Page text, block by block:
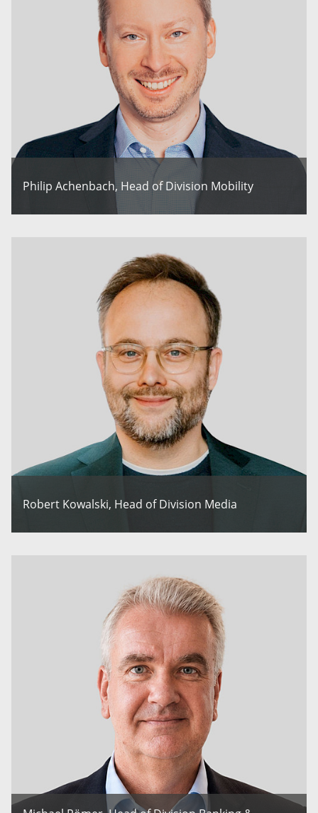
Philip Achenbach, Head of Division Mobility
Robert Kowalski, Head of Division Media